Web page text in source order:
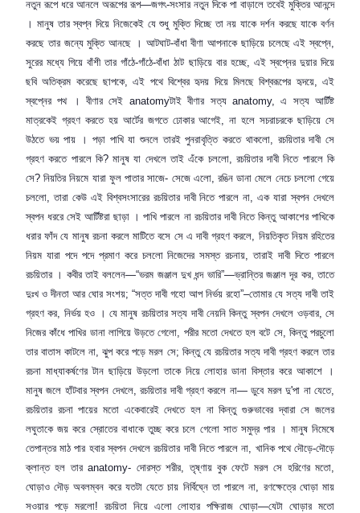
নতুন রূপে ধরে আনলে অরূপের রূপ—জগৎ-সংসার নতুন দিকে পা বাড়ালে তবেই মুক্তির আনন্দে
। মানুষ তার স্বপ্ন দিয়ে নিজেকেই যে শুধু মুক্তি দিচ্ছে তা নয় যাকে দর্শন করছে যাকে বর্ণন
করছে তার জন্যে মুক্তি আনছে । আটঘাট-বাঁধা বীণা আপনাকে ছাড়িয়ে চলেছে এই স্বপ্নে,
সুরের মধ্যে গিয়ে বাঁশী তার গাঁঠে-গাঁঠে-বাঁধা ঠাট ছাড়িয়ে বার হচ্ছে, এই স্বপ্নের দুয়ার দিয়ে
ছবি অতিক্রম করেছে ছাপকে,এই পথে বিশ্বের হৃদয় দিয়ে মিলছে বিশ্বরূপের হৃদয়ে,এই
স্বপ্নের পথ । বীণার সেই anatomyটাই বীণার সত্য anatomy,এ সত্য আর্টিষ্ট
মাত্রকেই গ্রহণ করতে হয় আর্টের জগতে ঢোকার আগেই,না হলে সচরাচরকে ছাড়িয়ে সে
উঠতে ভয় পায় । পড়া পাখি যা শুনলে তারই পুনরাবৃত্তি করতে থাকলো, রচয়িতার দাবী সে
গ্রহণ করতে পারলে কি?মানুষ যা দেখলে তাই এঁকে চললো, রচয়িতার দাবী নিতে পারলে কি
সে?নিয়তির নিয়মে যারা ফুল পাতার সাজে- সেজে এলো, রঙিন ডানা মেলে নেচে চললো গেয়ে
চললো,তারা কেউ এই বিশ্বসংসারের রচয়িতার দাবী নিতে পারলে না,এক যারা স্বপন দেখলে
স্বপন ধররে সেই আর্টিষ্টরা ছাড়া । পাখি পারলে না রচয়িতার দাবী নিতে কিন্তু আকাশের পাখিকে
ধরার ফাঁদ যে মানুষ রচনা করলে মাটিতে বসে সে এ দাবী গ্রহণ করলে, নিয়তিকৃত নিয়ম রহিতের
নিয়ম যারা পদে পদে প্রমাণ করে চললো নিজেদের সমস্ত রচনায়,তারাই দাবী দিতে পারলে
রচয়িতার । কবীর তাই বললেন—“ভরম জঞ্জাল দুখ ধন্দ ভারি”—ভ্রান্তির জঞ্জাল দূর কর,তাতে
দুঃখ ও দীনতা আর ঘোর সংশয়; “সত্ত দাবী গহো আপ নির্ভয় রহো”–তোমার যে সত্য দাবী তাই
গ্রহণ কর, নির্ভয় হও । যে মানুষ রচয়িতার সত্য দাবী নেয়নি কিন্তু স্বপন দেখলে ওড়বার,সে
নিজের কাঁধে পাখির ডানা লাগিয়ে উড়তে গেলো, পরীর মতো দেখতে হল বটে সে, কিন্তু পরচুলো
তার বাতাস কাটলে না,ঝুপ করে পড়ে মরল সে; কিন্তু যে রচয়িতার সত্য দাবী গ্রহণ করলে তার
রচনা মাধ্যাকর্ষণের টান ছাড়িয়ে উড়লো তাকে নিয়ে লোহার ডানা বিস্তার করে আকাশে ।
মানুষ জলে হাঁটবার স্বপন দেখলে,রচয়িতার দাবী গ্রহণ করলে না— ডুবে মরল দু'পা না যেতে,
রচয়িতার রচনা পায়ের মতো একেবারেই দেখতে হল না কিন্তু গুরুভাবের দ্বারা সে জলের
লঘুতাকে জয় করে স্রোতের বাধাকে তুচ্ছ করে চলে গেলো সাত সমুদ্র পার । মানুষ নিমেষে
তেপান্তর মাঠ পার হবার স্বপন দেখলে রচয়িতার দাবী নিতে পারলে না, খানিক পথে দৌড়ে-দৌড়ে
ক্লান্ত হল তারanatomy- দোরস্ত শরীর,তৃষ্ণায় বুক ফেটে মরল সে হরিণের মতো,
ঘোড়াও দৌড় অবলম্বন করে যতটা যেতে চায় নির্বিঘ্নে তা পারলে না, রণক্ষেত্রে ঘোড়া মায়
সওয়ার পড়ে মরলো! রচয়িতা নিয়ে এলো লোহার পক্ষিরাজ ঘোড়া—যেটা ঘোড়ার মতো